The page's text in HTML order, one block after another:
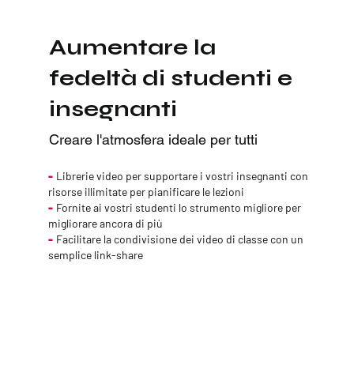
Aumentare la
fedeltà di studenti e
insegnanti
Creare l'atmosfera ideale per tutti
- Librerie video per supportare i vostri insegnanti con
risorse illimitate per pianificare le lezioni
- Fornite ai vostri studenti lo strumento migliore per
migliorare ancora di più
- Facilitare la condivisione dei video di classe con un
semplice link-share